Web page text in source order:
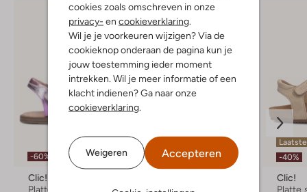
cookies zoals omschreven in onze
privacy- en cookieverklaring
Wil je je voorkeuren wijzigen? Via de
cookieknop onderaan de pagina kun je
jouw toestemming ieder moment
intrekken. Wil je meer informatie of een
klacht indienen? Ga naar onze
cookieverklaring
Weigeren Accepteren
-60%
Clic!
Platte sandalen
-40%
Sandalen
-40%
Clic!
Platte